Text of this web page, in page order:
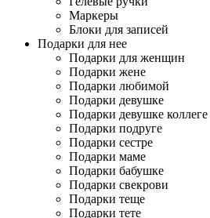
Маркеры
Блоки для записей
Подарки для нее
Подарки для женщин
Подарки жене
Подарки любимой
Подарки девушке
Подарки девушке коллеге
Подарки подруге
Подарки сестре
Подарки маме
Подарки бабушке
Подарки свекрови
Подарки теще
Подарки тете